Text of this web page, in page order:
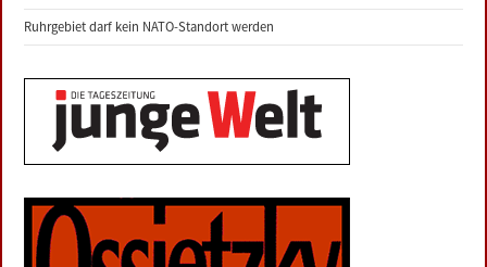
Ruhrgebiet darf kein NATO-Standort werden